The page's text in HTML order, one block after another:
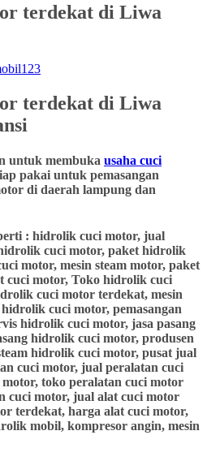
terdekat di Liwa
terdekat di Liwa
untuk membuka usaha cuci
pakai untuk pemasangan
di daerah lampung dan
: hidrolik cuci motor, jual
cuci motor, paket hidrolik
motor, mesin steam motor, paket
cuci motor, Toko hidrolik cuci
cuci motor terdekat, mesin
cuci motor, pemasangan
hidrolik cuci motor, jasa pasang
hidrolik cuci motor, produsen
hidrolik cuci motor, pusat jual
cuci motor, jual peralatan cuci
toko peralatan cuci motor
cuci motor, jual alat cuci motor
terdekat, harga alat cuci motor,
mobil, kompresor angin, mesin